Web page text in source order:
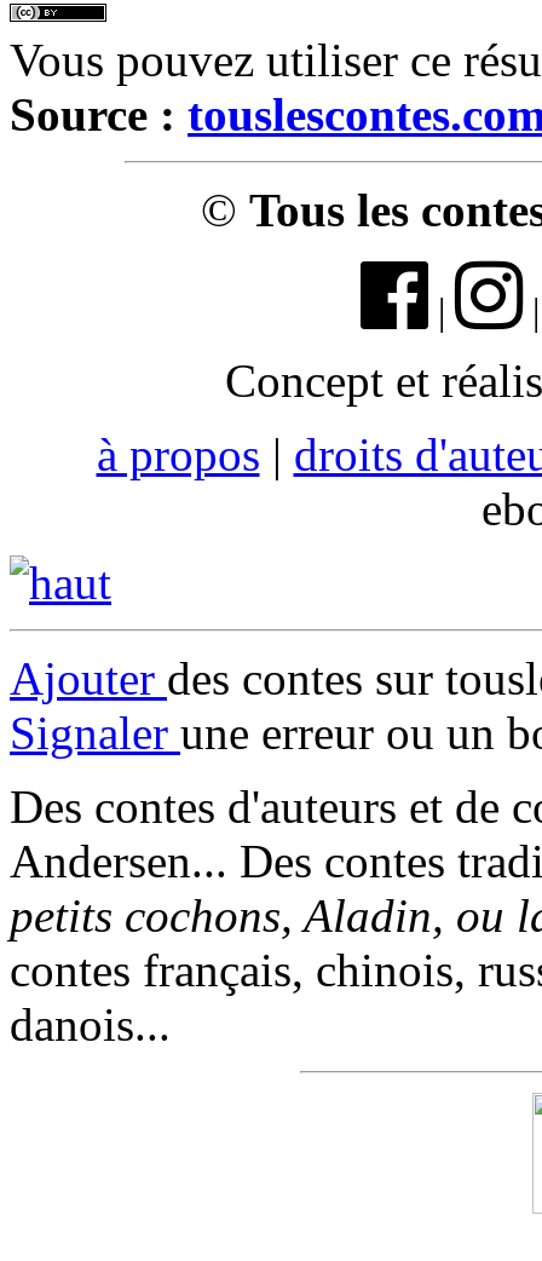
Vous pouvez utiliser ce
Source :
© Tous les
|
Concept et
à propos | droits
Ajouter des contes sur
Signaler une erreur ou un
Des contes d'auteurs et de
Andersen... Des contes
petits cochons, Aladin, ou
contes français, chinois,
danois...